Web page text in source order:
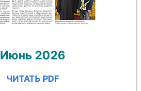
Июнь 2026
ЧИТАТЬ PDF